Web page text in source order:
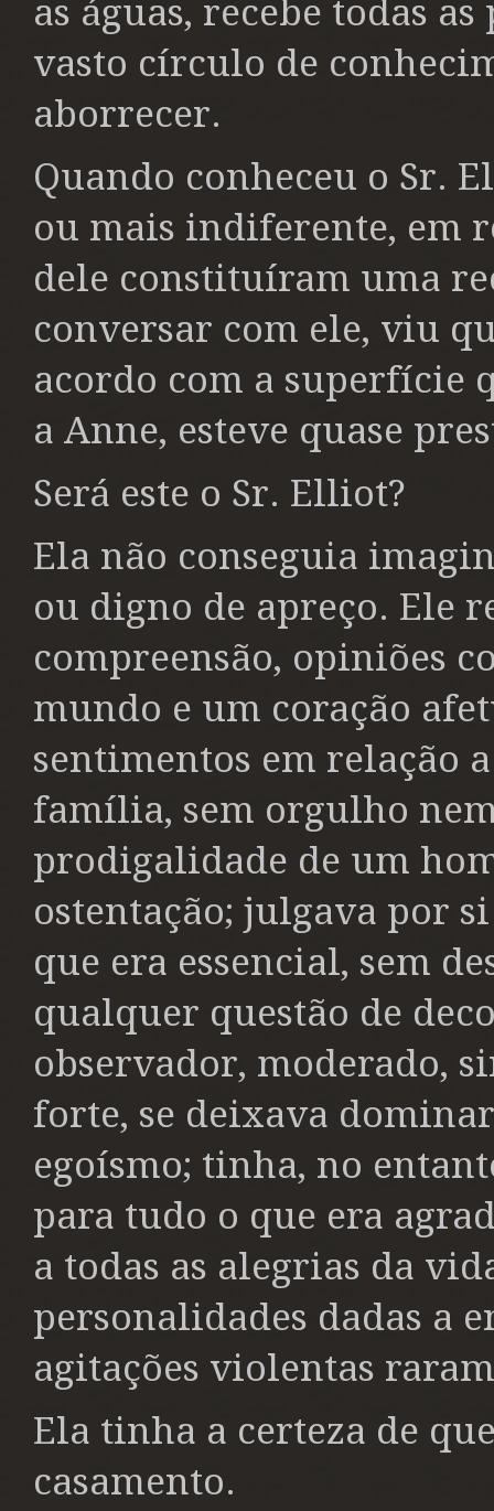
as águas, recebe todas
vasto círculo de
aborrecer.
Quando conheceu o Sr.
ou mais indiferente, em
dele constituíram uma
conversar com ele, viu
acordo com a superfície
a Anne, esteve quase
Será este o Sr. Elliot?
Ela não conseguia
ou digno de apreço. Ele
compreensão, opiniões
mundo e um coração
sentimentos em relação
família, sem orgulho
prodigalidade de um
ostentação; julgava por
que era essencial, sem
qualquer questão de
observador, moderado,
forte, se deixava
egoísmo; tinha, no
para tudo o que era
a todas as alegrias da
personalidades dadas a
agitações violentas
Ela tinha a certeza de
casamento.